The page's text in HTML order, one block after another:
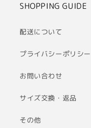
SHOPPING GUIDE
配送について
プライバシーポリシー
お問い合わせ
サイズ交換・返品
その他